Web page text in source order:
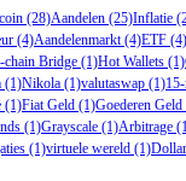
(28)Aandelen (25)Inflatie
(4)Aandelenmarkt(4)ETF (4)
chain Bridge (1)Hot Wallets (1)
(1)Nikola (1)valutaswap (1)
(1)Fiat Geld (1)Goederen Geld
(1)Grayscale (1)Arbitrage
(1)virtuele wereld (1)Dollar